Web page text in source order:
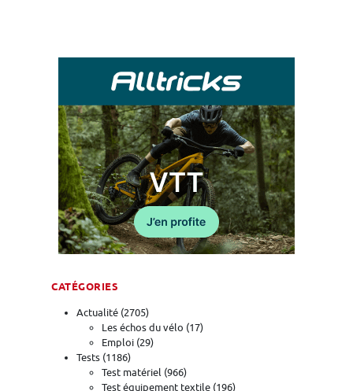
CATÉGORIES
Actualité (2705)
Les échos du vélo (17)
Emploi (29)
Tests (1186)
Test matériel (966)
Test équipement textile (196)